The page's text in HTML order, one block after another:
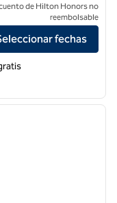
Fresno-Northwest
de Hilton Honors no
reembolsable
fechas